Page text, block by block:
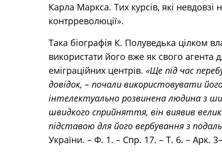
Карла Маркса. Тих курсів, які невдовзі
контрреволюції».
Така біографія К. Полуведька цілком
використати його вже як свого агента
еміграційних центрів. «Ще під час
довідок, – почали використовувати
інтелектуально розвинена людина з
швидкого сприйняття, він виявив
підставою для його вербування з
України. – Ф. 1. – Спр. 17. – Т. 6. – Арк.